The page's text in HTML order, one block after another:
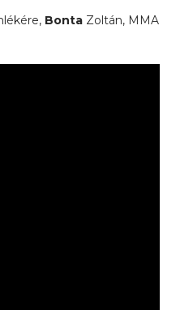
Bonta Zoltán, MMA